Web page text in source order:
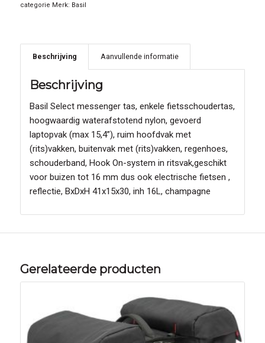
categorie Merk: Basil
Beschrijving Aanvullende informatie
Beschrijving
Basil Select messenger tas, enkele fietsschoudertas,
hoogwaardig waterafstotend nylon, gevoerd
laptopvak (max 15,4”), ruim hoofdvak met
(rits)vakken, buitenvak met (rits)vakken, regenhoes,
schouderband, Hook On-system in ritsvak,geschikt
voor buizen tot 16 mm dus ook electrische fietsen ,
reflectie, BxDxH 41x15x30, inh 16L, champagne
Gerelateerde producten